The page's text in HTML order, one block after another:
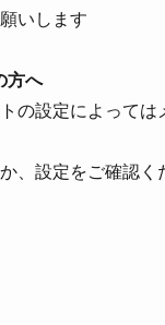
いします
方へ
の設定によって
、設定をご確認く